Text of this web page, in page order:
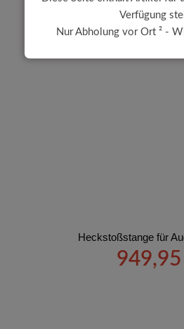
Heckstoßstange für
949,95
Verfügung
Nur Abholung vor Ort ² -